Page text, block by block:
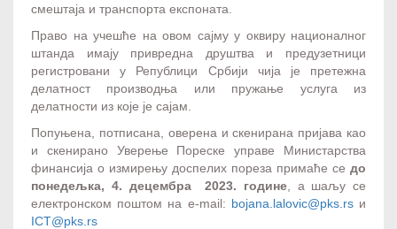
смештаја и транспорта експоната.
Право на учешће на овом сајму у оквиру националног
штанда имају привредна друштва и предузетници
регистровани у Републици Србији чија је претежна
делатност производња или пружање услуга из
делатности из које је сајам.
Попуњена, потписана, оверена и скенирана пријава као
и скенирано Уверење Пореске управе Министарства
финансија о измирењу доспелих пореза примаће се до
понедељка, 4. децембра 2023. године, а шаљу се
електронском поштом на e-mail: bojana.lalovic@pks.rsи
ICT@pks.rs